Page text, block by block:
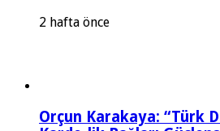
2 hafta önce
Orçun Karakaya: “Türk